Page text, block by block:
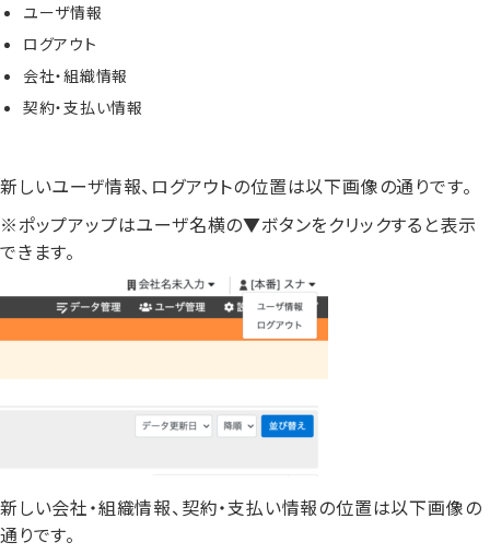
ユーザ情報
ログアウト
会社・組織情報
契約・支払い情報
新しいユーザ情報、ログアウトの位置は以下画像の通りです。
※ポップアップはユーザ名横の▼ボタンをクリックすると表示
できます。
新しい会社・組織情報、契約・支払い情報の位置は以下画像の
通りです。